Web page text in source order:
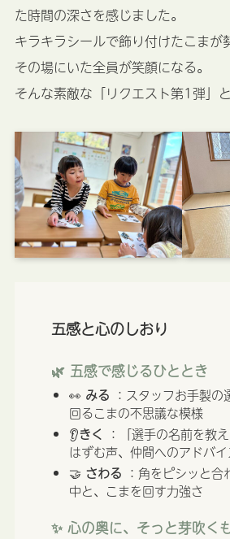
た時間の深さを感じました。
キラキラシールで飾り付けたこまが
その場にいた全員が笑顔になる。
そんな素敵な「リクエスト第1弾」
五感と心のしおり
🌿 五感で感じるひととき
👀 みる ：スタッフお手製の
回るこまの不思議な模様
👂きく ：「選手の名前を教
はずむ声、仲間へのアドバ
🤝 さわる ：角をピシッと
中と、こまを回す力強さ
✨ 心の奥に、そっと芽吹く